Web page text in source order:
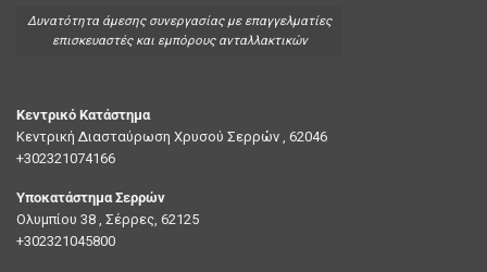
Δυνατότητα άμεσης συνεργασίας με επαγγελματίες
επισκευαστές και εμπόρους ανταλλακτικών
Κεντρικό Κατάστημα
Κεντρική Διασταύρωση Χρυσού Σερρών , 62046
+302321074166
Υποκατάστημα Σερρών
Ολυμπίου 38 , Σέρρες, 62125
+302321045800